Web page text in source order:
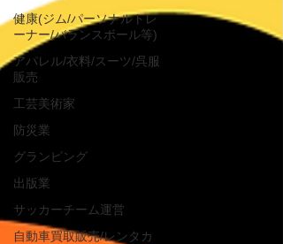
健康(ジム/パーソナルトレ
ーナー/バランスボール等)
アパレル/衣料/スーツ/呉服
販売
工芸美術家
防災業
グランピング
出版業
サッカーチーム運営
自動車買取販売/レンタカ